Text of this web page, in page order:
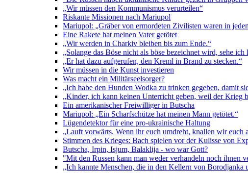
„Wir müssen den Kommunismus verurteilen“
Riskante Missionen nach Mariupol
Mariupol: „Gräber von ermordeten Zivilisten waren in
Eine Rakete hat meinen Vater getötet
„Wir werden in Charkiv bleiben bis zum Ende.“
„Solange das Böse nicht als böse bezeichnet wird, sehe
„Er hat dazu aufgerufen, den Kreml in Brand zu stecken.“
Wir müssen in die Kunst investieren
Was macht ein Militärseelsorger?
„Ich habe den Hunden Wodka zu trinken gegeben, damit
„Kinder, ich kann keinen Unterricht geben, weil der Krieg
Ein amerikanischer Freiwilliger in Butscha
Mariupol: „Ein Scharfschütze hat meinen Mann getötet.“
Lügendetektor für eine pro-ukrainische Haltung
„Lauft vorwärts. Wenn ihr euch umdreht, knallen wir euch
Stimmen des Krieges: Bach spielen vor der Kulisse von
Butscha, Irpin, Isjum, Balaklija - wo war Gott?
"Mit den Russen kann man weder verhandeln noch ihnen
„Ich kannte Menschen, die in den Kellern von Borodjanka